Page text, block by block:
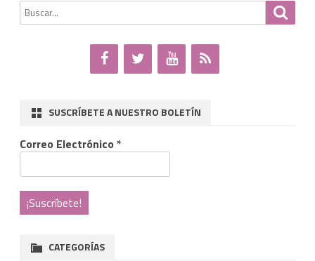
Buscar
por:
SUSCRÍBETE A NUESTRO BOLETÍN
Correo Electrónico *
CATEGORÍAS